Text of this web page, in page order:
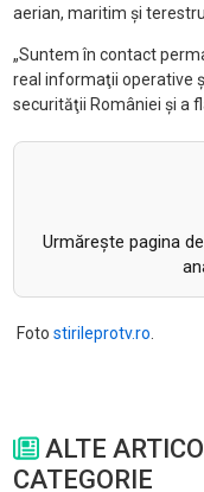
aerian, maritim şi
„Suntem în contact
real informaţii operative
securităţii României şi a
Urmăreşte pagina
Foto stirileprotv.ro.
ALTE
CATEGORIE